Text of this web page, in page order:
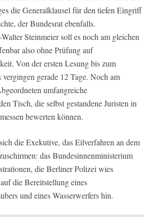
die Generalklausel für den tiefen Eingriff
der Bundesrat ebenfalls.
Steinmeier soll es noch am gleichen
also ohne Prüfung auf
Von der ersten Lesung bis zum
vergingen gerade 12 Tage. Noch am
umfangreiche
Tisch, die selbst gestandene Juristen in
bewerten können.
die Exekutive, das Eilverfahren an dem
das Bundesinnenministerium
die Berliner Polizei wies
die Bereitstellung eines
und eines Wasserwerfers hin.